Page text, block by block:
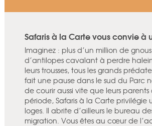
Safaris à la Carte vous convie
Imaginez : plus d’un million de
d’antilopes cavalant à perdre
leurs trousses, tous les grands
fait une pause dans le sud du Parc
de courir aussi vite que leurs
période, Safaris à la Carte
loges. Il abrite d’ailleurs le bureau
migration. Vous êtes au cœur de